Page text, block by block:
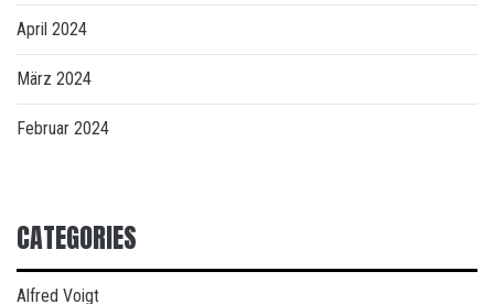
April 2024
März 2024
Februar 2024
CATEGORIES
Alfred Voigt